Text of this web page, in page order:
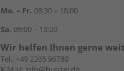
Mo. – Fr. 08:30 – 18:00
Sa. 09:00 – 15:00
Wir helfen Ihnen gerne
Tel.: +49 2365 96780